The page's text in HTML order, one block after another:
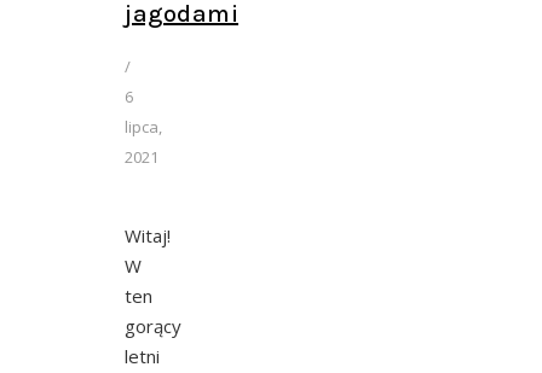
jagodami
/
6
lipca,
2021
Witaj!
W
ten
gorący
letni